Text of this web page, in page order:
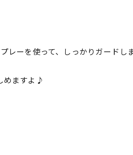
レーを使って、しっかりガードし
めますよ♪